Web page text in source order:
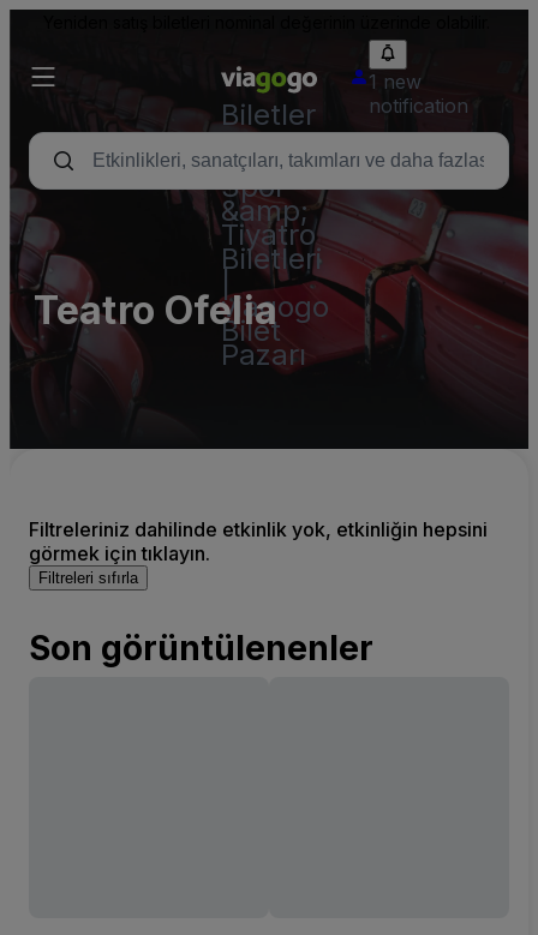
Biletler
-
Konser,
Spor
&amp;
Tiyatro
Biletleri
viagogo
Bilet
Pazarı
1 new
notification
Teatro Ofelia
Filtreleriniz dahilinde etkinlik yok, etkinliğin hepsini
görmek için tıklayın.
Filtreleri sıfırla
Son görüntülenenler